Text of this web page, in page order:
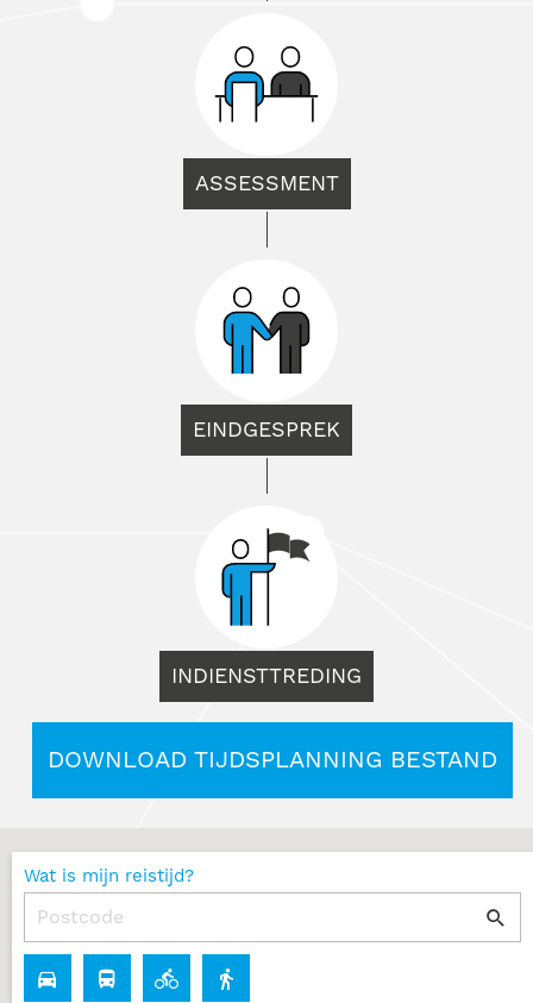
ASSESSMENT
EINDGESPREK
INDIENSTTREDING
DOWNLOAD TIJDSPLANNING BESTAND
Wat is mijn reistijd?